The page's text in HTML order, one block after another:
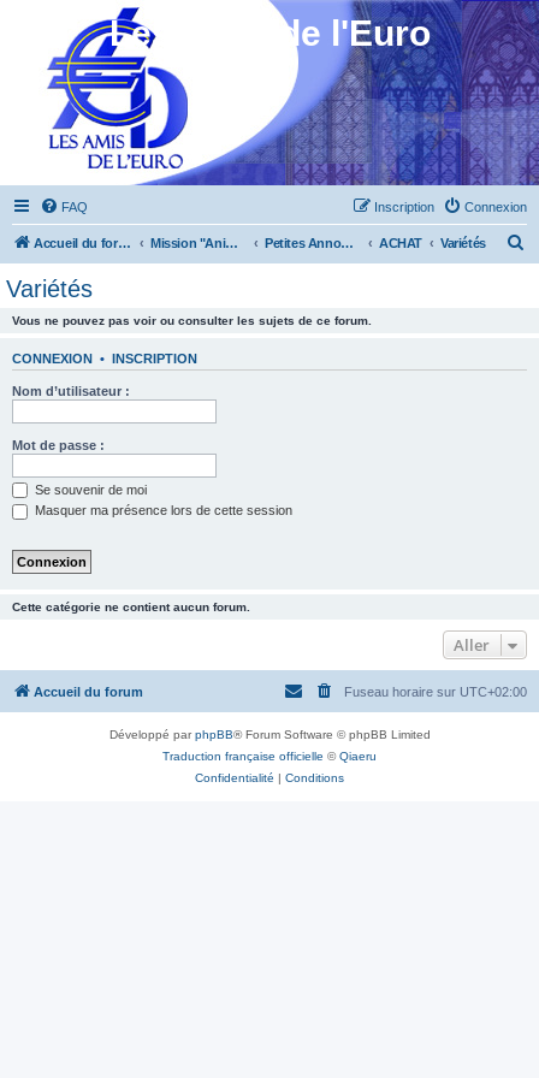
Les Amis de l'Euro
FAQ Connexion
Inscription
Accueil du forum Mission "Animation" Petites Annonces ACHAT Variétés
Variétés
Vous ne pouvez pas voir ou consulter les sujets de ce forum.
CONNEXION • INSCRIPTION
Nom d’utilisateur :
Mot de passe :
Se souvenir de moi
Masquer ma présence lors de cette session
Cette catégorie ne contient aucun forum.
Aller
Accueil du forum Fuseau horaire sur UTC+02:00
Développé parphpBB® Forum Software © phpBB Limited
Traduction française officielle ©Qiaeru
Confidentialité | Conditions